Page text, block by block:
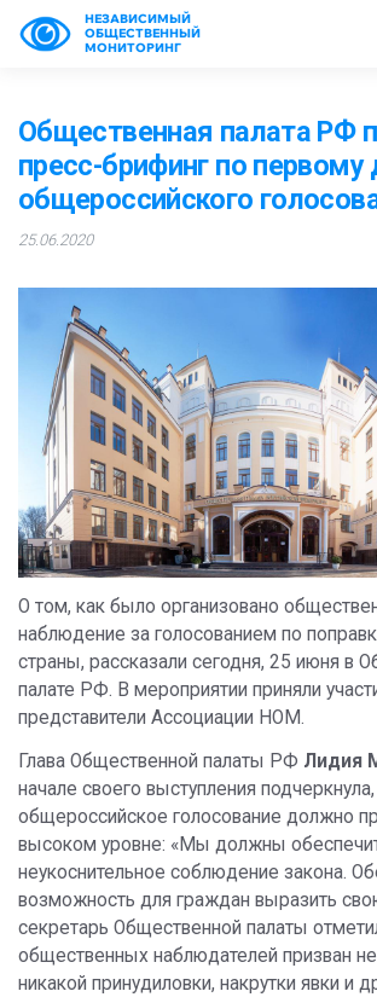
НЕЗАВИСИМЫЙ
ОБЩЕСТВЕННЫЙ
МОНИТОРИНГ
Общественная палата РФ
пресс-брифинг по
общероссийского
25.06.2020
О том, как было организовано
наблюдение за голосованием по
страны, рассказали сегодня, 25 июня в
палате РФ. В мероприятии приняли
представители Ассоциации НОМ.
Глава Общественной палаты РФ Лидия
начале своего выступления подчеркнула,
общероссийское голосование должно
высоком уровне: «Мы должны
неукоснительное соблюдение закона.
возможность для граждан выразить
секретарь Общественной палаты
общественных наблюдателей призван не
никакой принудиловки, накрутки явки и